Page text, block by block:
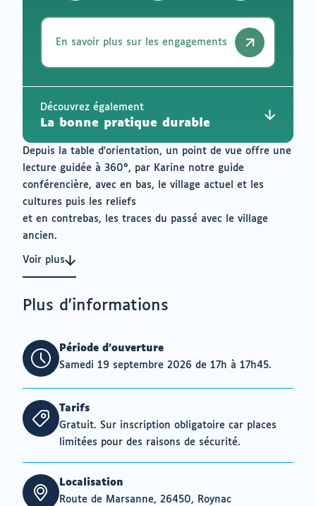
En savoir plus sur les engagements
Découvrez également
La bonne pratique durable
Depuis la table d'orientation, un point de vue offre une
lecture guidée à 360°, par Karine notre guide
conférencière, avec en bas, le village actuel et les
cultures puis les reliefs
et en contrebas, les traces du passé avec le village
ancien.
Voir plus
Plus d'informations
Période d'ouverture
Samedi 19 septembre 2026 de 17h à 17h45.
Tarifs
Gratuit. Sur inscription obligatoire car places
limitées pour des raisons de sécurité.
Localisation
Route de Marsanne, 26450, Roynac